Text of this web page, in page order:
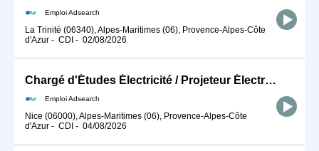
Emploi Adsearch
La Trinité (06340), Alpes-Maritimes (06), Provence-Alpes-Côte
d'Azur - CDI - 02/08/2026
Chargé d'Études Électricité / Projeteur Électricité CFA CFO (H/F)
Emploi Adsearch
Nice (06000), Alpes-Maritimes (06), Provence-Alpes-Côte
d'Azur - CDI - 04/08/2026